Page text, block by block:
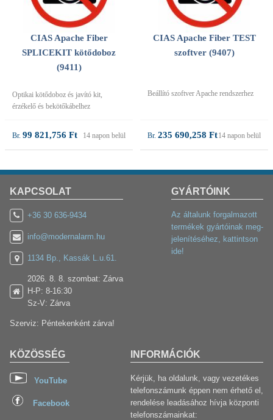
CIAS Apache Fiber
SPLICEKIT kötődoboz
(9411)
Optikai kötődoboz és javító kit,
érzékelő és bekötőkábelhez
99 821,756 Ft 14 napon belül
CIAS Apache Fiber TEST
szoftver (9407)
Beállító szoftver Apache rendszerhez
235 690,258 Ft14 napon belül
KAPCSOLAT
+36 30 636-9434
info@modernalarm.hu
1134 Bp., Kassák L.u.61.
2026. 8. 8. szombat: Zárva
H-P: 8-16:30
Sz-V: Zárva
Szerviz: Péntekenként zárva!
KÖZÖSSÉG
YouTube
Facebook
INFORMÁCIÓK
Kérjük, ha oldalunk, vagy vezetékes
telefonszámunk éppen nem érhető el,
rendelése leadásához hívja központi
telefonszámainkat:
GYÁRTÓINK
Az általunk forgalmazott
termékek gyártóinak meg-
jelenítéséhez, kattintson
ide!